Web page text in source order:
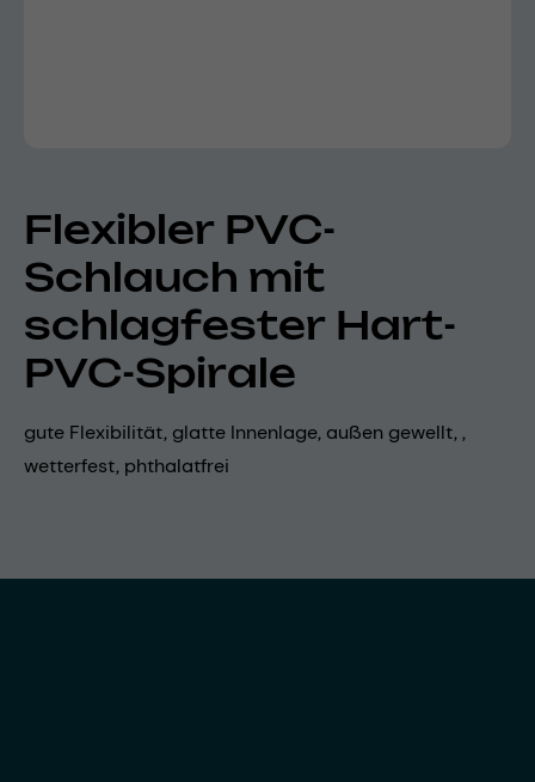
Flexibler PVC-
Schlauch mit
schlagfester Hart-
PVC-Spirale
gute Flexibilität, glatte Innenlage, außen gewellt, ,
wetterfest, phthalatfrei